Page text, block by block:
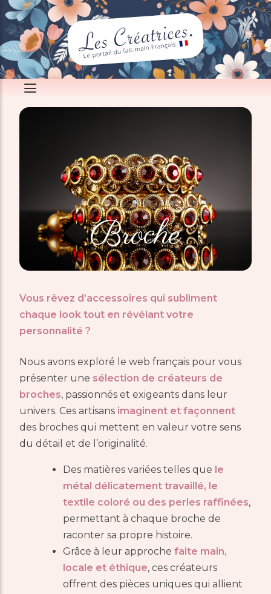
Broche
Vous rêvez d’accessoires qui subliment
chaque look tout en révélant votre
personnalité ?
Nous avons exploré le web français pour vous
présenter une sélection de créateurs de
broches, passionnés et exigeants dans leur
univers. Ces artisans imaginent et façonnent
des broches qui mettent en valeur votre sens
du détail et de l’originalité.
Des matières variées telles que le
métal délicatement travaillé, le
textile coloré ou des perles raffinées,
permettant à chaque broche de
raconter sa propre histoire.
Grâce à leur approche faite main,
locale et éthique, ces créateurs
offrent des pièces uniques qui allient